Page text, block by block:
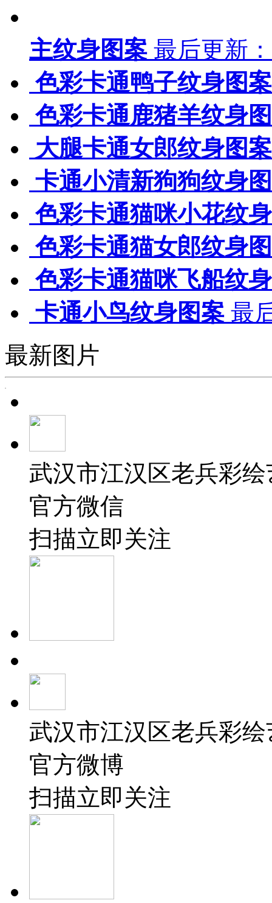
主纹身图案 最后更新
色彩卡通鸭子纹身图案
色彩卡通鹿猪羊纹身
大腿卡通女郎纹身图案
卡通小清新狗狗纹身
色彩卡通猫咪小花纹
色彩卡通猫女郎纹身
色彩卡通猫咪飞船纹
卡通小鸟纹身图案 最
最新图片
武汉市江汉区老兵彩
官方微信
扫描立即关注
武汉市江汉区老兵彩
官方微博
扫描立即关注